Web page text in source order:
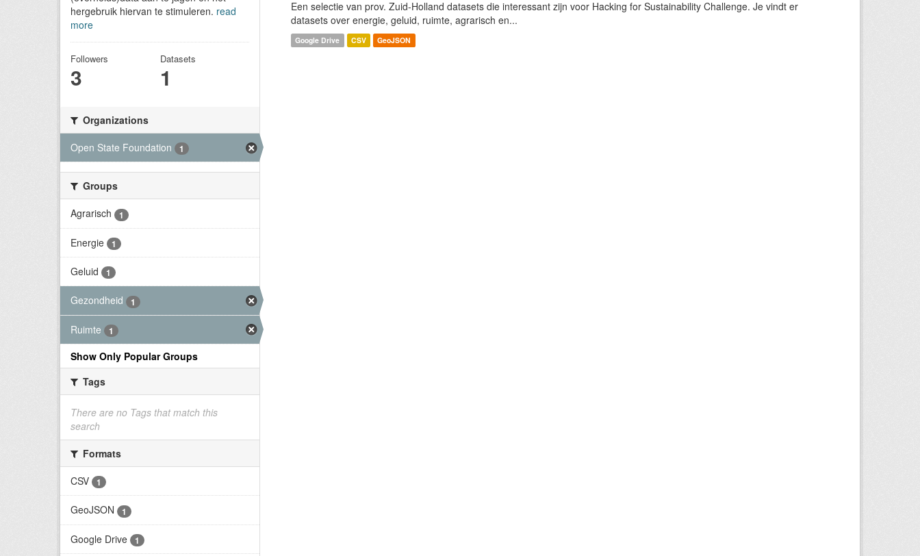
hergebruik hiervan te stimuleren. read
more
Followers
3
Datasets
1
Organizations
Open State Foundation
1
Groups
Agrarisch
1
Energie 1
Geluid 1
Gezondheid 1
Ruimte 1
Show Only Popular Groups
Tags
There are no Tags that match this
search
Formats
CSV
1
GeoJSON 1
Google Drive 1
Een selectie van prov. Zuid-Holland datasets die interessant zijn voor Hacking for Sustainability Challenge. Je vindt er
datasets over energie, geluid, ruimte, agrarisch en...
Google Drive CSV GeoJSON